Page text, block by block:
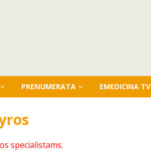
PRENUMERATA EMEDICINA TV
specialistams.